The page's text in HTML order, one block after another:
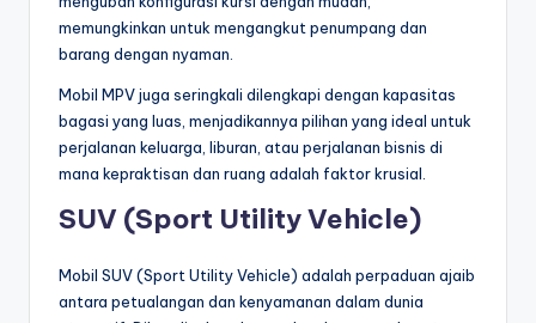
memungkinkan untuk mengangkut penumpang dan
barang dengan nyaman.
Mobil MPV juga seringkali dilengkapi dengan kapasitas
bagasi yang luas, menjadikannya pilihan yang ideal untuk
perjalanan keluarga, liburan, atau perjalanan bisnis di
mana kepraktisan dan ruang adalah faktor krusial.
SUV (Sport Utility Vehicle)
Mobil SUV (Sport Utility Vehicle) adalah perpaduan ajaib
antara petualangan dan kenyamanan dalam dunia